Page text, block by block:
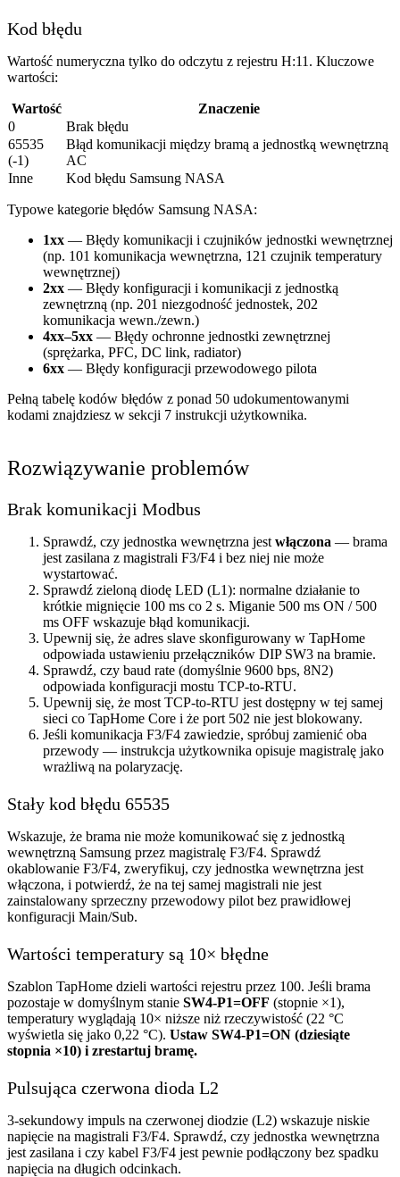
Kod błędu
Wartość numeryczna tylko do odczytu z rejestru H:11. Kluczowe
wartości:
Wartość
Znaczenie
0
Brak błędu
65535
(-1)
Błąd komunikacji między bramą a jednostką wewnętrzną
AC
Inne
Kod błędu Samsung NASA
Typowe kategorie błędów Samsung NASA:
1xx — Błędy komunikacji i czujników jednostki wewnętrznej
(np. 101 komunikacja wewnętrzna, 121 czujnik temperatury
wewnętrznej)
2xx — Błędy konfiguracji i komunikacji z jednostką
zewnętrzną (np. 201 niezgodność jednostek, 202
komunikacja wewn./zewn.)
4xx–5xx — Błędy ochronne jednostki zewnętrznej
(sprężarka, PFC, DC link, radiator)
6xx — Błędy konfiguracji przewodowego pilota
Pełną tabelę kodów błędów z ponad 50 udokumentowanymi
kodami znajdziesz w sekcji 7 instrukcji użytkownika.
Rozwiązywanie problemów
Brak komunikacji Modbus
Sprawdź, czy jednostka wewnętrzna jest włączona — brama
jest zasilana z magistrali F3/F4 i bez niej nie może
wystartować.
Sprawdź zieloną diodę LED (L1): normalne działanie to
krótkie mignięcie 100 ms co 2 s. Miganie 500 ms ON / 500
ms OFF wskazuje błąd komunikacji.
Upewnij się, że adres slave skonfigurowany w TapHome
odpowiada ustawieniu przełączników DIP SW3 na bramie.
Sprawdź, czy baud rate (domyślnie 9600 bps, 8N2)
odpowiada konfiguracji mostu TCP-to-RTU.
Upewnij się, że most TCP-to-RTU jest dostępny w tej samej
sieci co TapHome Core i że port 502 nie jest blokowany.
Jeśli komunikacja F3/F4 zawiedzie, spróbuj zamienić oba
przewody — instrukcja użytkownika opisuje magistralę jako
wrażliwą na polaryzację.
Stały kod błędu 65535
Wskazuje, że brama nie może komunikować się z jednostką
wewnętrzną Samsung przez magistralę F3/F4. Sprawdź
okablowanie F3/F4, zweryfikuj, czy jednostka wewnętrzna jest
włączona, i potwierdź, że na tej samej magistrali nie jest
zainstalowany sprzeczny przewodowy pilot bez prawidłowej
konfiguracji Main/Sub.
Wartości temperatury są 10× błędne
Szablon TapHome dzieli wartości rejestru przez 100. Jeśli brama
pozostaje w domyślnym stanie SW4-P1=OFF (stopnie ×1),
temperatury wyglądają 10× niższe niż rzeczywistość (22 °C
wyświetla się jako 0,22 °C). Ustaw SW4-P1=ON (dziesiąte
stopnia ×10) i zrestartuj bramę.
Pulsująca czerwona dioda L2
3-sekundowy impuls na czerwonej diodzie (L2) wskazuje niskie
napięcie na magistrali F3/F4. Sprawdź, czy jednostka wewnętrzna
jest zasilana i czy kabel F3/F4 jest pewnie podłączony bez spadku
napięcia na długich odcinkach.